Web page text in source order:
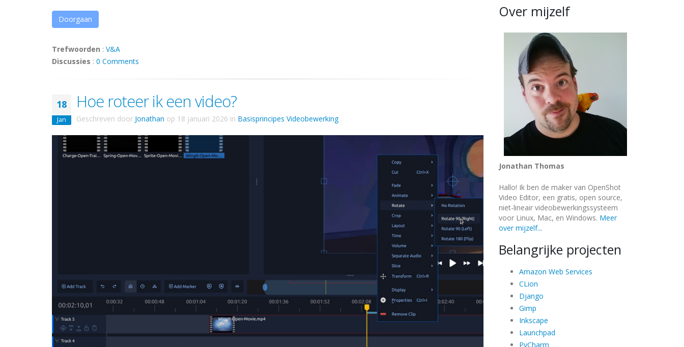
Doorgaan
Trefwoorden : V&A
Discussies : 0 Comments
18
Jan
Hoe roteer ik een video?
Geschreven door Jonathan op 18 januari 2026 in Basisprincipes Videobewerking.
Over mijzelf
Jonathan Thomas
Hallo! Ik ben de maker van OpenShot
Video Editor, een gratis, open source,
niet-lineair videobewerkingssysteem
voor Linux, Mac, en Windows. Meer
over mijzelf...
Belangrijke projecten
Amazon Web Services
CLion
Django
Gimp
Inkscape
Launchpad
PyCharm